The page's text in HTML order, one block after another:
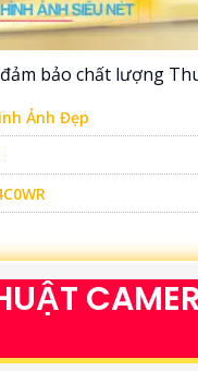
bảo chất lượng
Ảnh Đẹp